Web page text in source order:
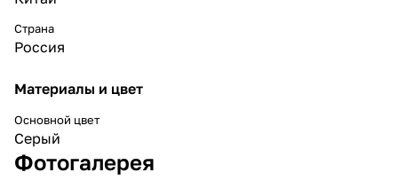
Страна
Россия
Материалы и цвет
Основной цвет
Серый
Фотогалерея